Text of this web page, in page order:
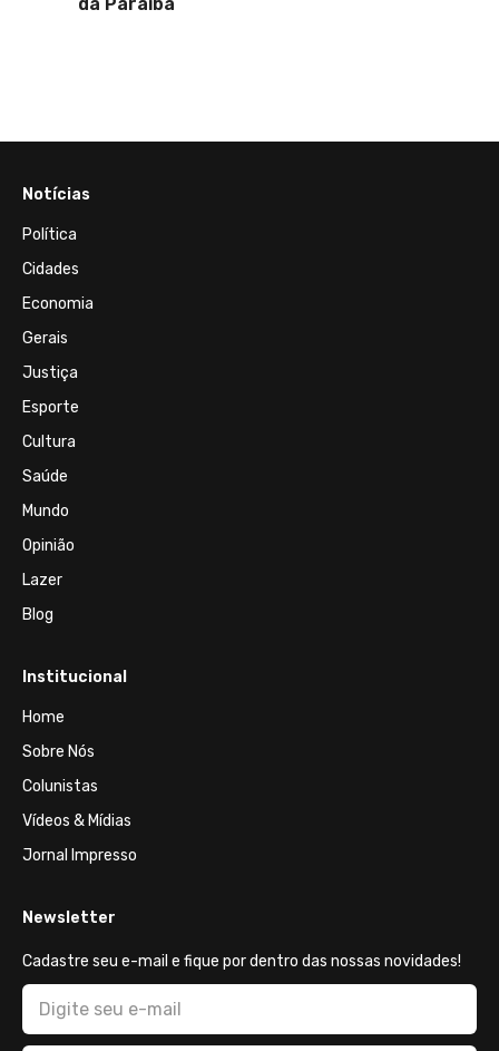
Notícias
Política
Cidades
Economia
Gerais
Justiça
Esporte
Cultura
Saúde
Mundo
Opinião
Lazer
Blog
Institucional
Home
Sobre Nós
Colunistas
Vídeos & Mídias
Jornal Impresso
Newsletter
Cadastre seu e-mail e fique por dentro das nossas novidades!